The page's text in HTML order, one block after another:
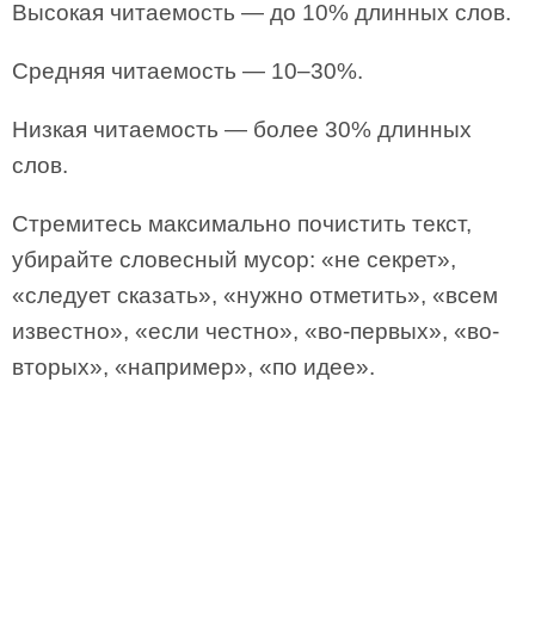
Высокая читаемость — до 10% длинных слов.
Средняя читаемость — 10–30%.
Низкая читаемость — более 30% длинных
слов.
Стремитесь максимально почистить текст,
убирайте словесный мусор: «не секрет»,
«следует сказать», «нужно отметить», «всем
известно», «если честно», «во-первых», «во-
вторых», «например», «по идее».